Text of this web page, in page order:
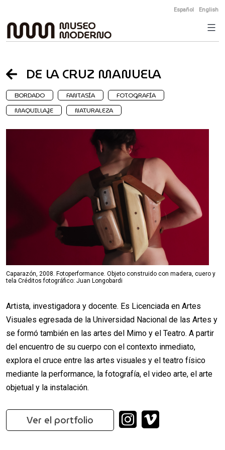
to
content
Español English
DE LA CRUZ MANUELA
BORDADO FANTASÍA
FOTOGRAFÍA
MAQUILLAJE
NATURALEZA
Caparazón, 2008. Fotoperformance. Objeto construido con madera, cuero y
tela Créditos fotográfico: Juan Longobardi
Artista, investigadora y docente. Es Licenciada en Artes
Visuales egresada de la Universidad Nacional de las Artes y
se formó también en las artes del Mimo y el Teatro. A partir
del encuentro de su cuerpo con el contexto inmediato,
explora el cruce entre las artes visuales y el teatro físico
mediante la performance, la fotografía, el video arte, el arte
objetual y la instalación.
Ver el portfolio